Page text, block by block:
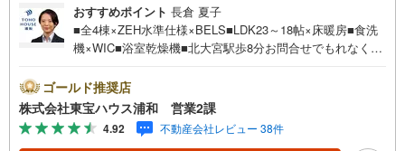
おすすめポイント 長倉 夏子
■全4棟×ZEH水準仕様×BELS■LDK23～18帖×床暖房■食洗
機×WIC■浴室乾燥機■北大宮駅歩8分お問合せでもれなく
（年中無休）こちらの時間帯はお電話でのお問い合わせが
スムーズにご案内できますぜひお気軽にご連絡下さい！東
宝ハウスライフソリューションズグループ 東宝ハウス浦
和 特別提携金利〔一例〕東宝ハウス浦和の住宅ローン■変
ゴールド推奨店
株式会社東宝ハウス浦和 営業2課
4.92 不動産会社レビュー 38件